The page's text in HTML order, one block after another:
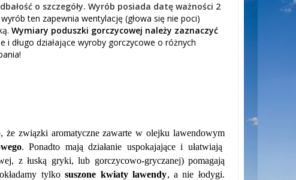
o szczegóły. Wyrób posiada datę ważności 2
wyrób ten zapewnia wentylację (głowa się nie poci)
Wymiary poduszki gorczycowej należy zaznaczyć
długo działające wyroby gorczycowe o różnych
że związki aromatyczne zawarte w olejku lawendowym
. Ponadto mają działanie uspokajające i ułatwiają
z łuską gryki, lub gorczycowo-gryczanej) pomagają
tylko suszone kwiaty lawendy, a nie łodygi.